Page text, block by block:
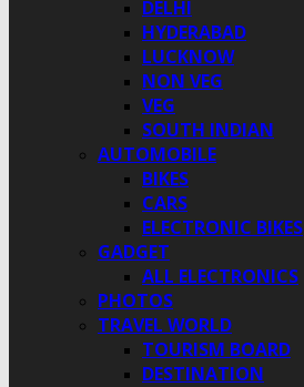
DELHI
HYDERABAD
LUCKNOW
NON VEG
VEG
SOUTH INDIAN
AUTOMOBILE
BIKES
CARS
ELECTRONIC BIKES
GADGET
ALL ELECTRONICS
PHOTOS
TRAVEL WORLD
TOURISM BOARD
DESTINATION